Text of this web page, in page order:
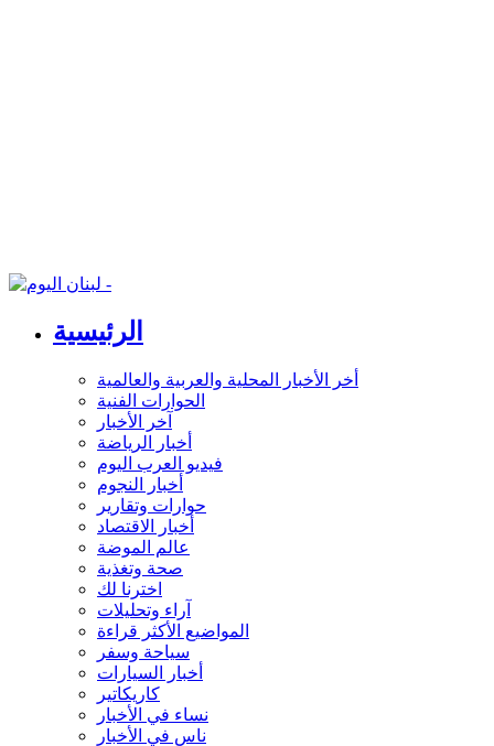
الرئيسية
أخر الأخبار المحلية والعربية والعالمية
الحوارات الفنية
آخر الأخبار
أخبار الرياضة
فيديو العرب اليوم
أخبار النجوم
حوارات وتقارير
أخبار الاقتصاد
عالم الموضة
صحة وتغذية
اخترنا لك
آراء وتحليلات
المواضيع الأكثر قراءة
سياحة وسفر
أخبار السيارات
كاريكاتير
نساء في الأخبار
ناس في الأخبار